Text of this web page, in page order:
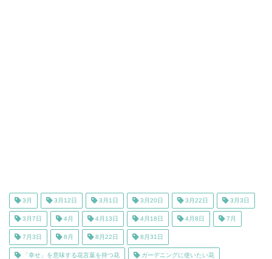
3月 3月12日 3月1日 3月20日 3月22日 3月3日
3月7日 4月 4月13日 4月18日 4月8日 7月
7月3日 8月 8月22日 8月31日
「幸せ」を意味する花言葉を持つ花 ガーデニングに使いたい花